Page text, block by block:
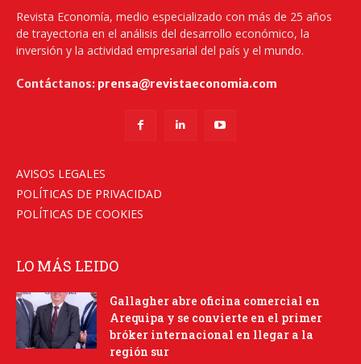
Revista Economía, medio especializado con más de 25 años
de trayectoria en el análisis del desarrollo económico, la
inversión y la actividad empresarial del país y el mundo.
Contáctanos: prensa@revistaeconomia.com
AVISOS LEGALES
POLÍTICAS DE PRIVACIDAD
POLÍTICAS DE COOKIES
LO MÁS LEIDO
Gallagher abre oficina comercial en
Arequipa y se convierte en el primer
bróker internacional en llegar a la
región sur